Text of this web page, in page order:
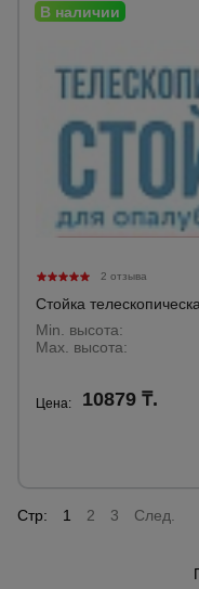
2 отзыва
Стойка
Min. высота:
Max. высота:
Цена: 10879 ₸.
Стр: 1 2 3 След.